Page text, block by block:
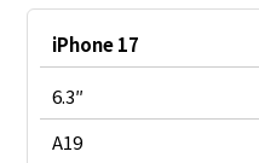
iPhone 17
6.3″
A19